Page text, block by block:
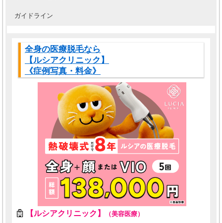
ガイドライン
全身の医療脱毛なら
【ルシアクリニック】
《症例写真・料金》
【ルシアクリニック】 （美容医療）